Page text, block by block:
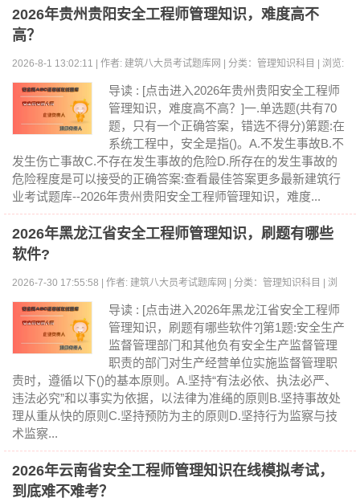
2026年贵州贵阳安全工程师管理知识，难度高不
高？
2026-8-1 13:02:11 | 作者: 建筑八大员考试题库网 | 分类：管理知识科目 | 浏览:
导读 : [点击进入2026年贵州贵阳安全工程师
管理知识，难度高不高？]一.单选题(共有70
题，只有一个正确答案，错选不得分)第题:在
系统工程中，安全是指()。A.不发生事故B.不
发生伤亡事故C.不存在发生事故的危险D.所存在的发生事故的
危险程度是可以接受的正确答案:查看最佳答案更多最新建筑行
业考试题库--2026年贵州贵阳安全工程师管理知识，难度...
2026年黑龙江省安全工程师管理知识，刷题有哪些
软件?
2026-7-30 17:55:58 | 作者: 建筑八大员考试题库网 | 分类：管理知识科目 | 浏
览:0
导读 : [点击进入2026年黑龙江省安全工程师
管理知识，刷题有哪些软件?]第1题:安全生产
监督管理部门和其他负有安全生产监督管理
职责的部门对生产经营单位实施监督管理职
责时，遵循以下()的基本原则。A.坚持“有法必依、执法必严、
违法必究”和以事实为依据，以法律为准绳的原则B.坚持事故处
理从重从快的原则C.坚持预防为主的原则D.坚持行为监察与技
术监察...
2026年云南省安全工程师管理知识在线模拟考试，
到底难不难考？